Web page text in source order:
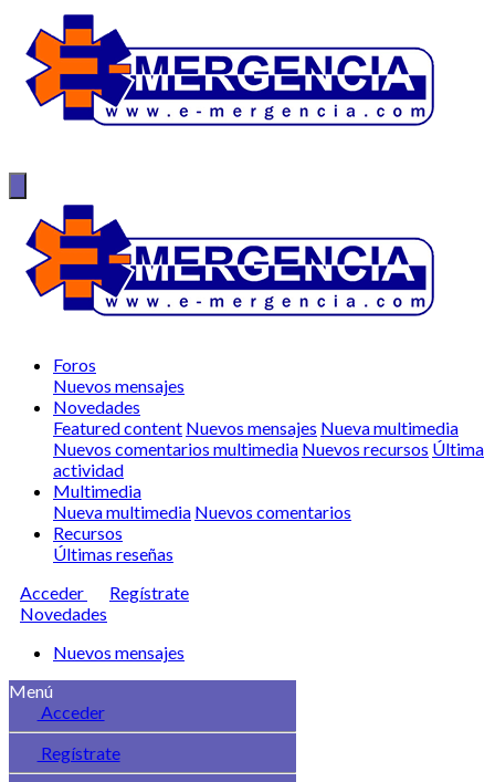
Foros
Nuevos mensajes
Novedades
Featured content Nuevos mensajes Nueva multimedia
Nuevos comentarios multimedia Nuevos recursos Última
actividad
Multimedia
Nueva multimedia Nuevos comentarios
Recursos
Últimas reseñas
Acceder
Regístrate
Novedades
Nuevos mensajes
Menú
Acceder
Regístrate